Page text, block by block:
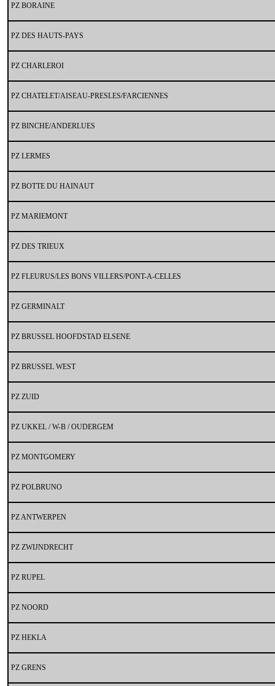
PZ BORAINE
PZ DES HAUTS-PAYS
PZ CHARLEROI
PZ CHATELET/AISEAU-PRESLES/FARCIENNES
PZ BINCHE/ANDERLUES
PZ LERMES
PZ BOTTE DU HAINAUT
PZ MARIEMONT
PZ DES TRIEUX
PZ FLEURUS/LES BONS VILLERS/PONT-A-CELLES
PZ GERMINALT
PZ BRUSSEL HOOFDSTAD ELSENE
PZ BRUSSEL WEST
PZ ZUID
PZ UKKEL / W-B / OUDERGEM
PZ MONTGOMERY
PZ POLBRUNO
PZ ANTWERPEN
PZ ZWIJNDRECHT
PZ RUPEL
PZ NOORD
PZ HEKLA
PZ GRENS